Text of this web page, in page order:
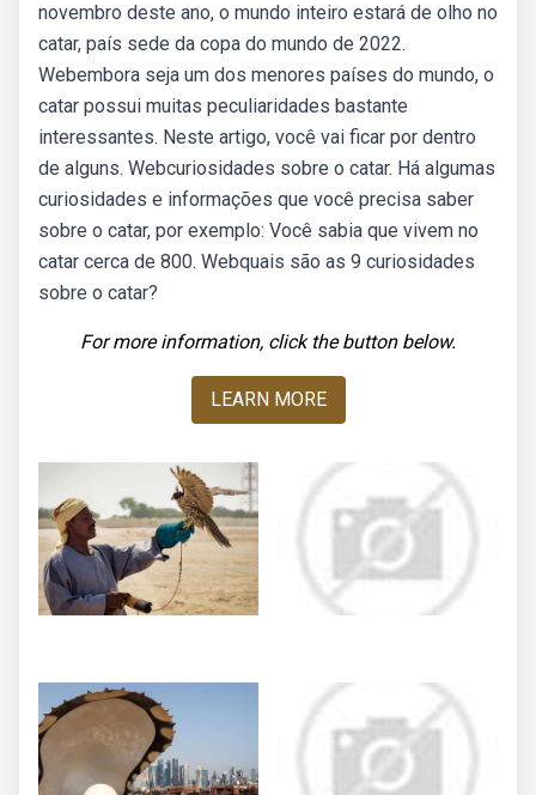
novembro deste ano, o mundo inteiro estará de olho no
catar, país sede da copa do mundo de 2022.
Webembora seja um dos menores países do mundo, o
catar possui muitas peculiaridades bastante
interessantes. Neste artigo, você vai ficar por dentro
de alguns. Webcuriosidades sobre o catar. Há algumas
curiosidades e informações que você precisa saber
sobre o catar, por exemplo: Você sabia que vivem no
catar cerca de 800. Webquais são as 9 curiosidades
sobre o catar?
For more information, click the button below.
LEARN MORE